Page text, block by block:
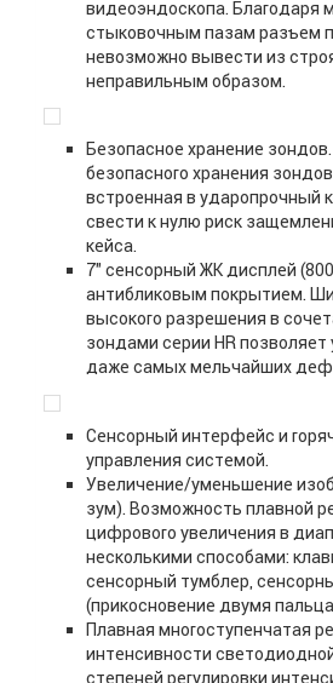
видеоэндоскопа. Благодаря
стыковочным пазам разъем
невозможно вывести из
неправильным образом.
Безопасное хранение
безопасного хранения
встроенная в ударопрочный
свести к нулю риск
кейса.
7″ сенсорный ЖК дисплей
антибликовым покрытием.
высокого разрешения в
зондами серии HR
даже самых мельчайших
Сенсорный интерфейс и
управления системой.
Увеличение/уменьшение
зум). Возможность плавной
цифрового увеличения в
несколькими способами:
сенсорный тумблер,
(прикосновение двумя
Плавная многоступенчатая
интенсивности
степеней регулировки